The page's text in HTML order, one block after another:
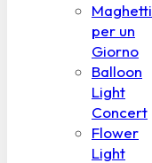
Maghetti
per un
Giorno
Balloon
Light
Concert
Flower
Light